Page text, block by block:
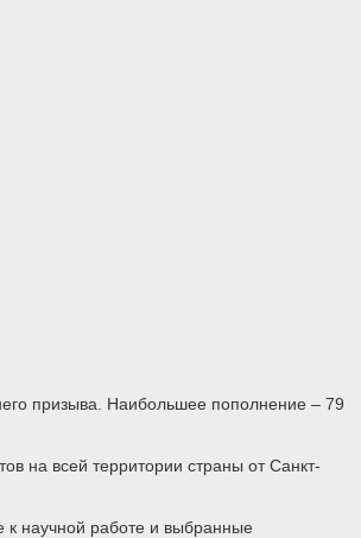
призыва. Наибольшее пополнение – 79
на всей территории страны от Санкт-
научной работе и выбранные